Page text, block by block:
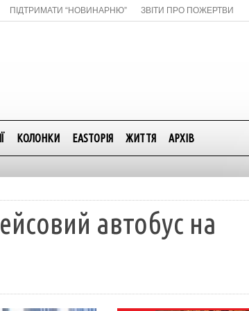
ПІДТРИМАТИ “НОВИНАРНЮ” ЗВІТИ ПРО ПОЖЕРТВИ
КОЛОНКИ EASTОРІЯ ЖИТТЯ АРХІВ
автобус на